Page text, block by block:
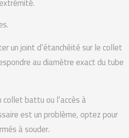
un joint d’étanchéité sur le collet
au diamètre exact du tube
collet battu ou l’accès à
est un problème, optez pour
à souder.